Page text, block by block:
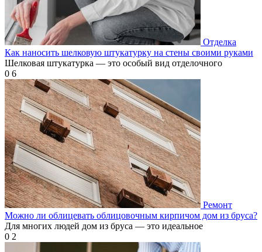
Отделка
Как наносить шелковую штукатурку на стены своими руками
Шелковая штукатурка — это особый вид отделочного
0 6
Ремонт
Можно ли облицевать облицовочным кирпичом дом из бруса?
Для многих людей дом из бруса — это идеальное
0 2